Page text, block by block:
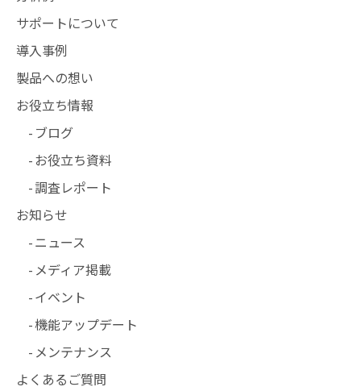
サポートについて
導入事例
製品への想い
お役立ち情報
ブログ
お役立ち資料
調査レポート
お知らせ
ニュース
メディア掲載
イベント
機能アップデート
メンテナンス
よくあるご質問